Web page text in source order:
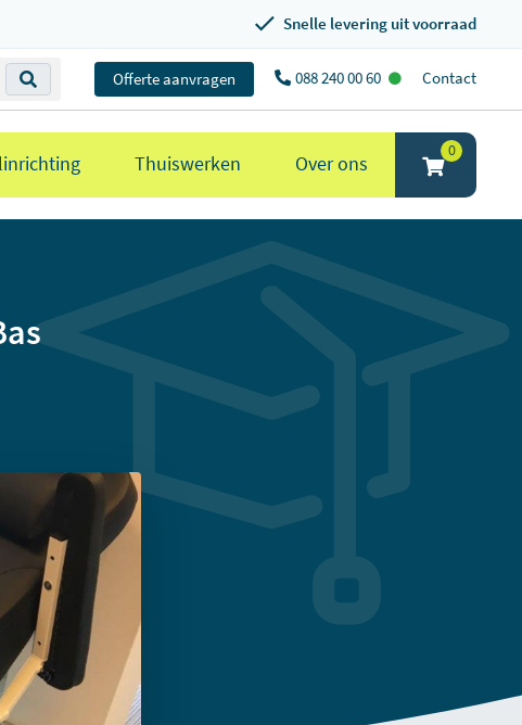
Snelle levering uit voorraad
Offerte aanvragen 088 240 00 60 Contact
Thuiswerken Over ons
0